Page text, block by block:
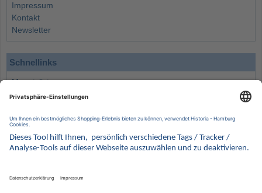
Impressum
Kontakt
Newsletter
Schnellinks
Monatsliste
Angebote
Wissenswertes
Kontakt